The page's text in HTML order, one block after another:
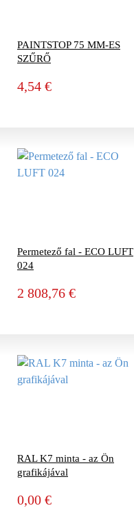
PAINTSTOP 75 MM-ES
SZŰRŐ
4,54 €
Permetező fal - ECO LUFT
024
2 808,76 €
RAL K7 minta - az Ön
grafikájával
0,00 €